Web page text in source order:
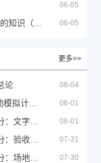
06-05
06-05
更多>>
论 08-04
08-01
08-01
07-31
07-30